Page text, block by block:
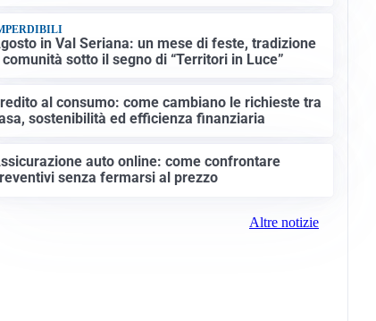
in Val Seriana: un mese di feste, tradizione
comunità sotto il segno di “Territori in Luce”
al consumo: come cambiano le richieste tra
sostenibilità ed efficienza finanziaria
auto online: come confrontare
senza fermarsi al prezzo
Altre notizie